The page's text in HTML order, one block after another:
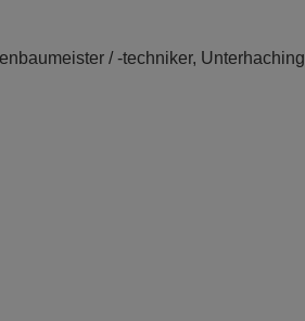
/ -techniker, Unterhaching